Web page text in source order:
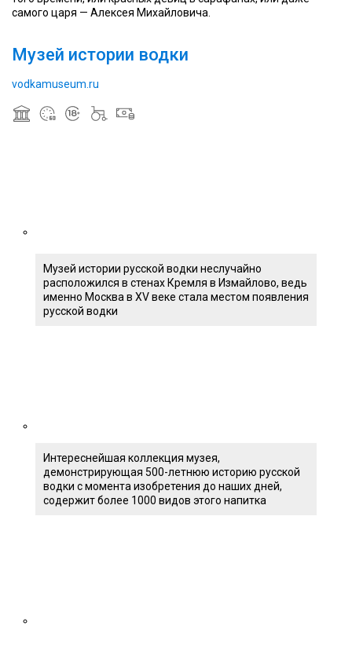
самого царя — Алексея Михайловича.
Музей истории водки
vodkamuseum.ru
Музей истории русской водки неслучайно
расположился в стенах Кремля в Измайлово, ведь
именно Москва в XV веке стала местом появления
русской водки
Интереснейшая коллекция музея,
демонстрирующая 500-летнюю историю русской
водки с момента изобретения до наших дней,
содержит более 1000 видов этого напитка